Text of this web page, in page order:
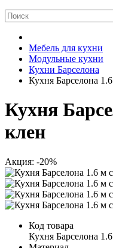
Мебель для кухни
Модульные кухни
Кухни Барселона
Кухня Барселона
Кухня
клен
Акция: -20%
Код товара
Кухня Барселона